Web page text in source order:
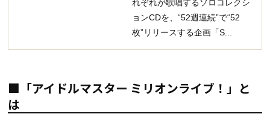
れぞれが歌唱するソロコレクシ
ョンCDを、“52週連続”で“52
枚”リリースする企画「S...
■「アイドルマスター ミリオンライブ！」と
は